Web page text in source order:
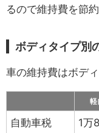
るので維持費を節
ボディタイプ別
車の維持費はボデ
軽
自動車税 1万